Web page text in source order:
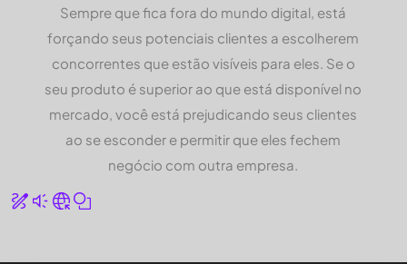
Sempre que fica fora do mundo digital, está
forçando seus potenciais clientes a escolherem
concorrentes que estão visíveis para eles. Se o
seu produto é superior ao que está disponível no
mercado, você está prejudicando seus clientes
ao se esconder e permitir que eles fechem
negócio com outra empresa.